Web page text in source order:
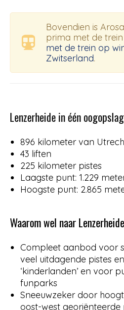
Bovendien is
prima met de
met de trein op
Zwitserland.
Lenzerheide in één oogopslag
896 kilometer van
43 liften
225 kilometer pistes
Laagste punt: 1.229
Hoogste punt: 2.865
Waarom wel naar
Compleet aanbod voor
veel uitdagende pistes
‘kinderlanden’ en voor
funparks
Sneeuwzeker door
oost-west georiënteerde